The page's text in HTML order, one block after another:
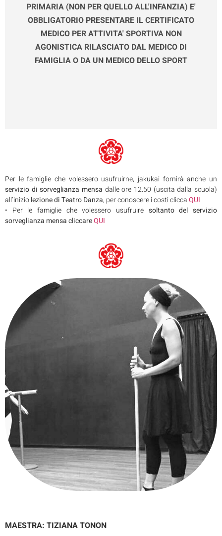
PRIMARIA (NON PER QUELLO ALL'INFANZIA) E'
OBBLIGATORIO PRESENTARE IL CERTIFICATO
MEDICO PER ATTIVITA' SPORTIVA NON
AGONISTICA RILASCIATO DAL MEDICO DI
FAMIGLIA O DA UN MEDICO DELLO SPORT
Per le famiglie che volessero usufruirne, jakukai fornirà anche un
servizio di sorveglianza mensa dalle ore 12.50 (uscita dalla scuola)
all’iniziolezione di Teatro Danza, per conoscere i costi cliccaQUI
• Per le famiglie che volessero usufruire soltanto del servizio
sorveglianza mensa cliccareQUI
MAESTRA: TIZIANA TONON